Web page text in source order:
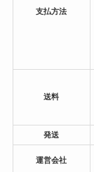
支払方法
送料
発送
運営会社